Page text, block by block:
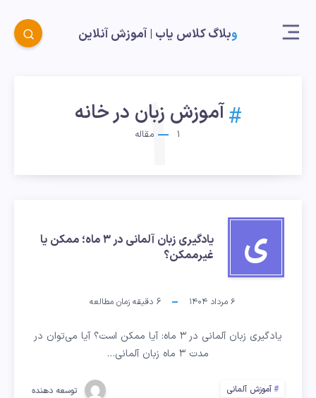
وبلاگ کلاس یاب |‌ آموزش آنلاین
آموزش زبان در خانه
1 مقاله
1
ی
یادگیری زبان آلمانی در ۳ ماه؛ ممکن یا
غیرممکن؟
۶ مرداد ۱۴۰۴ 6 دقیقه زمان مطالعه
یادگیری زبان آلمانی در ۳ ماه: آیا ممکن است؟ آیا می‌توان در
مدت ۳ ماه زبان آلمانی…
آموزش آلمانی توسعه دهنده